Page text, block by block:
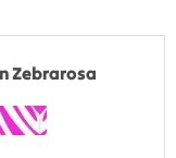
Zebrarosa